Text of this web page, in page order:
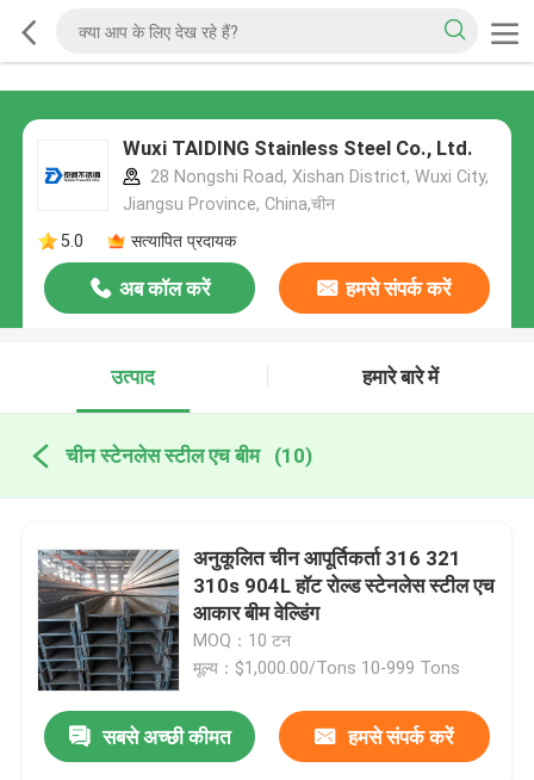
Wuxi TAIDING Stainless Steel Co., Ltd.
28 Nongshi Road, Xishan District, Wuxi City,
Jiangsu Province, China,चीन
5.0
सत्यापित प्रदायक
अब कॉल करें हमसे संपर्क करें
उत्पाद हमारे बारे में
चीन स्टेनलेस स्टील एच बीम (10)
अनुकूलित चीन आपूर्तिकर्ता 316 321
310s 904L हॉट रोल्ड स्टेनलेस स्टील एच
आकार बीम वेल्डिंग
MOQ：10 टन
मूल्य：$1,000.00/Tons 10-999 Tons
सबसे अच्छी कीमत हमसे संपर्क करें